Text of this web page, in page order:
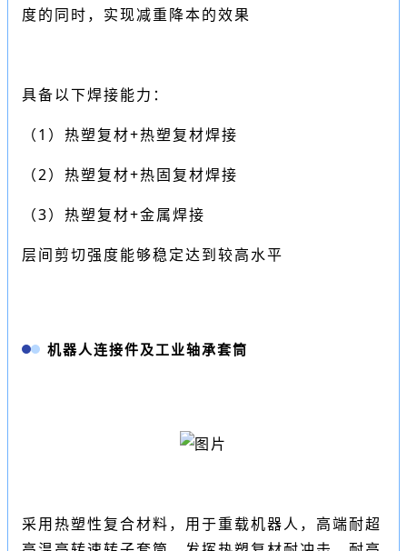
度的同时，实现减重降本的效果
具备以下焊接能力：
（1）热塑复材+热塑复材焊接
（2）热塑复材+热固复材焊接
（3）热塑复材+金属焊接
层间剪切强度能够稳定达到较高水平
机器人连接件及工业轴承套筒
采用热塑性复合材料，用于重载机器人，高端耐超